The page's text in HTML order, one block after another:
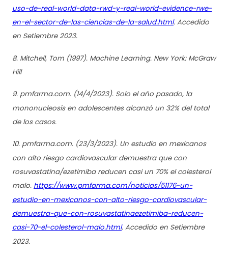
uso-de-real-world-data-rwd-y-real-world-evidence-rwe-
en-el-sector-de-las-ciencias-de-la-salud.html. Accedido
en Setiembre 2023.
8. Mitchell, Tom (1997). Machine Learning. New York: McGraw
Hill
9. pmfarma.com. (14/4/2023). Solo el año pasado, la
mononucleosis en adolescentes alcanzó un 32% del total
de los casos.
10. pmfarma.com. (23/3/2023). Un estudio en mexicanos
con alto riesgo cardiovascular demuestra que con
rosuvastatina/ezetimiba reducen casi un 70% el colesterol
malo. https://www.pmfarma.com/noticias/51176-un-
estudio-en-mexicanos-con-alto-riesgo-cardiovascular-
demuestra-que-con-rosuvastatinaezetimiba-reducen-
casi-70-el-colesterol-malo.html. Accedido en Setiembre
2023.